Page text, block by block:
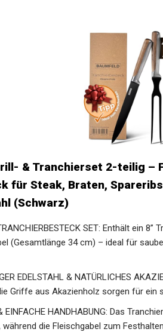
& Tranchierset 2-teilig –
für Steak, Braten,
(Schwarz)
SET: Enthält ein
(Gesamtlänge 34 cm) – ideal für
EDELSTAHL & NATÜRLICHES
Griffe aus Akazienholz sorgen für ein
EINFACHE HANDHABUNG: Das
während die Fleischgabel zum